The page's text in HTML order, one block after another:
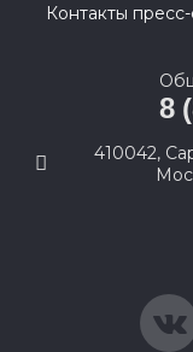
Контакты
8
410042,